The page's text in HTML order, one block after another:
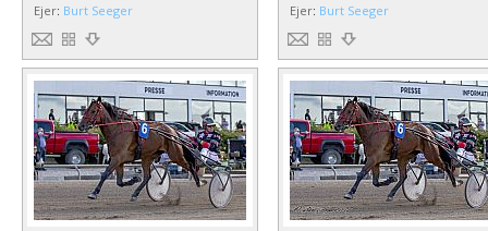
Ejer: Burt Seeger
Ejer: Burt Seeger